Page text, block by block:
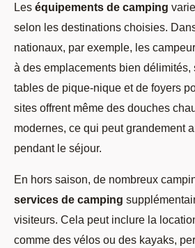
Les équipements de camping
selon les destinations choisies.
nationaux, par exemple, les
à des emplacements bien
tables de pique-nique et de foyers
sites offrent même des douches
modernes, ce qui peut grandement
pendant le séjour.
En hors saison, de nombreux
services de camping
visiteurs. Cela peut inclure la
comme des vélos ou des kayaks,